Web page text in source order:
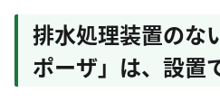
排水処理装置のな
ポーザ」は、設置